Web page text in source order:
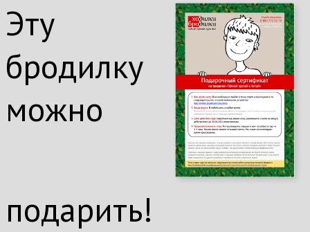
Эту
бродилку
можно
подарить!